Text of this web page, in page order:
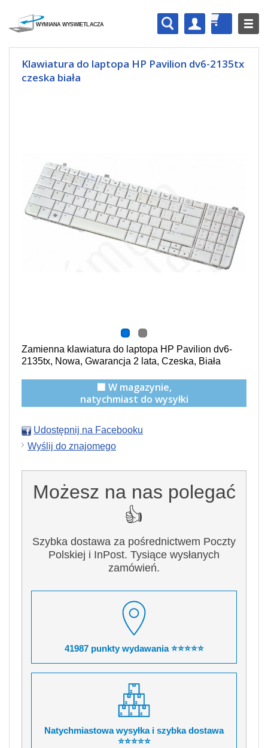
Klawiatura do laptopa HP Pavilion dv6-2135tx
czeska biała
Zamienna klawiatura do laptopa HP Pavilion dv6-
2135tx, Nowa, Gwarancja 2 lata, Czeska, Biała
🟩 W magazynie,
natychmiast do wysyłki
Udostępnij na Facebooku
Wyślij do znajomego
Możesz na nas polegać
👍
Szybka dostawa za pośrednictwem Poczty
Polskiej i InPost. Tysiące wysłanych
zamówień.
41987 punkty wydawania ⭐⭐⭐⭐⭐
Natychmiastowa wysyłka i szybka dostawa
⭐⭐⭐⭐⭐